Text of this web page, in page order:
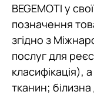
BEGEMOTI у
позначення
згідно з
послуг для
класифікація),
тканин;